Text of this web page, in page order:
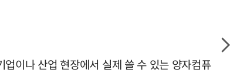
이나 산업 현장에서 실제 쓸 수 있는 양자컴퓨